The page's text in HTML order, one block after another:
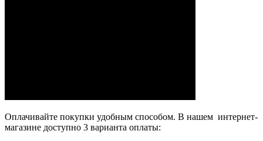
Оплачивайте покупки удобным способом. В нашем интернет-
магазине доступно 3 варианта оплаты: